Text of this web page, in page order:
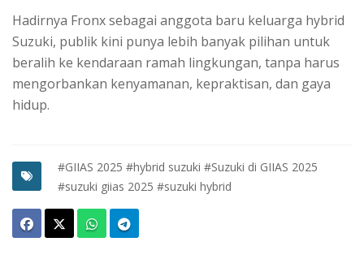
Hadirnya Fronx sebagai anggota baru keluarga hybrid
Suzuki, publik kini punya lebih banyak pilihan untuk
beralih ke kendaraan ramah lingkungan, tanpa harus
mengorbankan kenyamanan, kepraktisan, dan gaya
hidup.
#GIIAS 2025 #hybrid suzuki #Suzuki di GIIAS 2025
#suzuki giias 2025 #suzuki hybrid